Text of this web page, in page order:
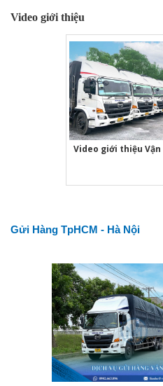
Video giới thiệu
Video giới thiệu
Gửi Hàng TpHCM - Hà Nội